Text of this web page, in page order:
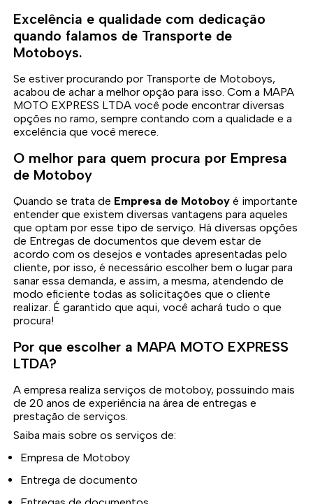
Excelência e qualidade com dedicação
quando falamos de Transporte de
Motoboys.
Se estiver procurando por Transporte de Motoboys,
acabou de achar a melhor opção para isso. Com a MAPA
MOTO EXPRESS LTDA você pode encontrar diversas
opções no ramo, sempre contando com a qualidade e a
excelência que você merece.
O melhor para quem procura por Empresa
de Motoboy
Quando se trata de Empresa de Motoboy é importante
entender que existem diversas vantagens para aqueles
que optam por esse tipo de serviço. Há diversas opções
de Entregas de documentos que devem estar de
acordo com os desejos e vontades apresentadas pelo
cliente, por isso, é necessário escolher bem o lugar para
sanar essa demanda, e assim, a mesma, atendendo de
modo eficiente todas as solicitações que o cliente
realizar. É garantido que aqui, você achará tudo o que
procura!
Por que escolher a MAPA MOTO EXPRESS
LTDA?
A empresa realiza serviços de motoboy, possuindo mais
de 20 anos de experiência na área de entregas e
prestação de serviços.
Saiba mais sobre os serviços de:
Empresa de Motoboy
Entrega de documento